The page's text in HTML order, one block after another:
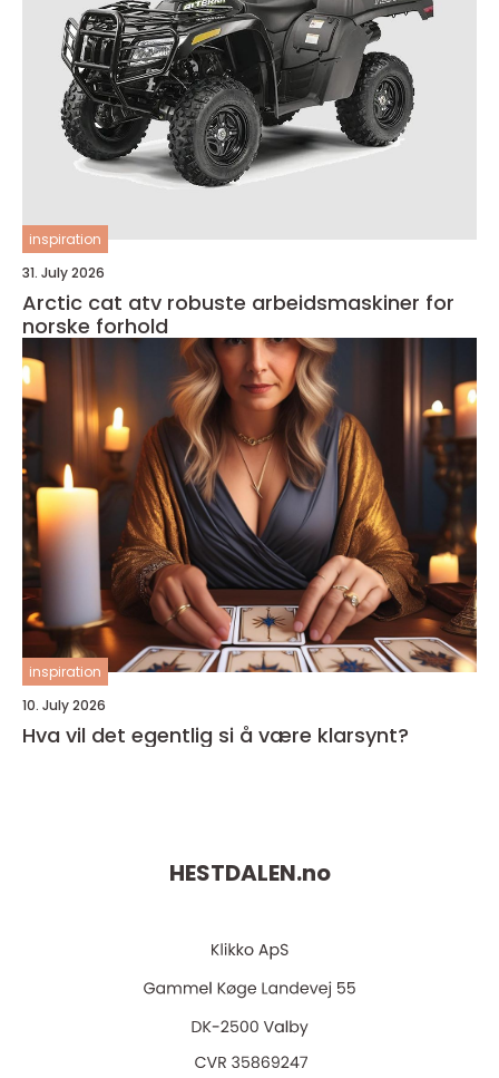
inspiration
31. July 2026
Arctic cat atv robuste arbeidsmaskiner for
norske forhold
inspiration
10. July 2026
Hva vil det egentlig si å være klarsynt?
HESTDALEN.no